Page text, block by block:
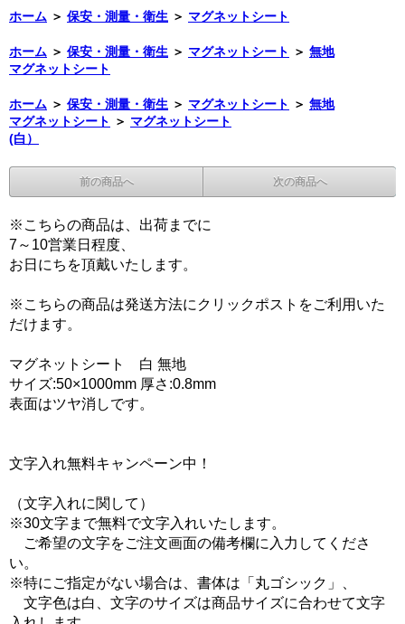
ホーム ＞ 保安・測量・衛生 ＞ マグネットシート
ホーム ＞ 保安・測量・衛生 ＞ マグネットシート ＞ 無地
マグネットシート
ホーム ＞ 保安・測量・衛生 ＞ マグネットシート ＞ 無地
マグネットシート ＞ マグネットシート
(白）
前の商品へ 次の商品へ
※こちらの商品は、出荷までに
7～10営業日程度、
お日にちを頂戴いたします。
※こちらの商品は発送方法にクリックポストをご利用いた
だけます。
マグネットシート 白 無地
サイズ:50×1000mm 厚さ:0.8mm
表面はツヤ消しです。
文字入れ無料キャンペーン中！
（文字入れに関して）
※30文字まで無料で文字入れいたします。
ご希望の文字をご注文画面の備考欄に入力してくださ
い。
※特にご指定がない場合は、書体は「丸ゴシック」、
文字色は白、文字のサイズは商品サイズに合わせて文字